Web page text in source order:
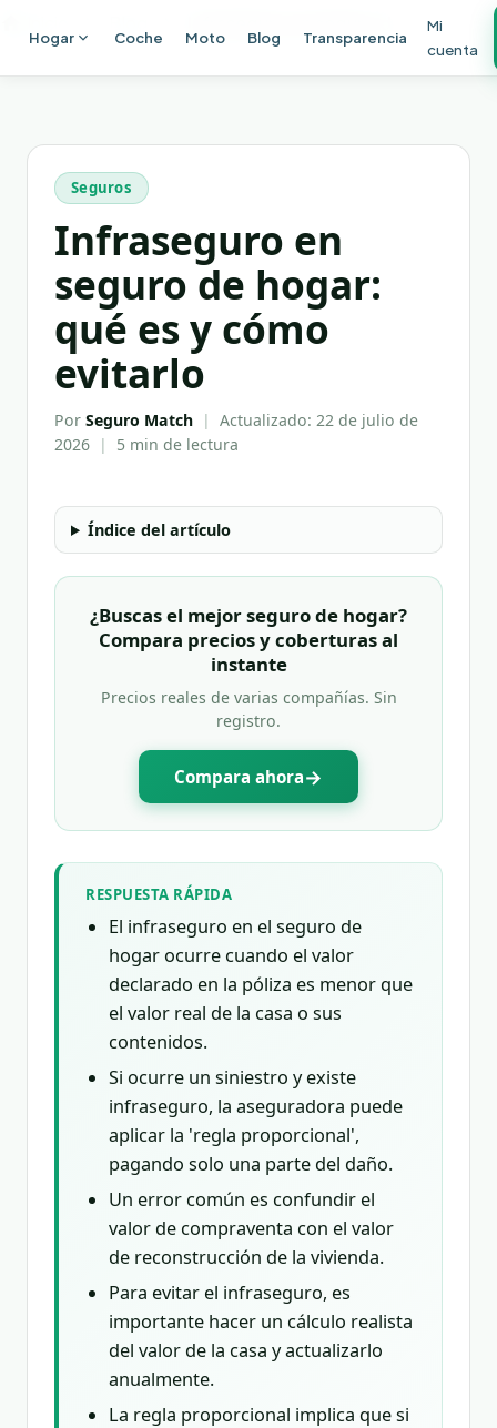
Hogar Coche Moto Blog Transparencia
Mi
cuenta
Seguros
Infraseguro en
seguro de hogar:
qué es y cómo
evitarlo
Por Seguro Match | Actualizado: 22 de julio de
2026 | 5 min de lectura
Índice del artículo
¿Buscas el mejor seguro de hogar?
Compara precios y coberturas al
instante
Precios reales de varias compañías. Sin
registro.
Compara ahora→
RESPUESTA RÁPIDA
El infraseguro en el seguro de
hogar ocurre cuando el valor
declarado en la póliza es menor que
el valor real de la casa o sus
contenidos.
Si ocurre un siniestro y existe
infraseguro, la aseguradora puede
aplicar la 'regla proporcional',
pagando solo una parte del daño.
Un error común es confundir el
valor de compraventa con el valor
de reconstrucción de la vivienda.
Para evitar el infraseguro, es
importante hacer un cálculo realista
del valor de la casa y actualizarlo
anualmente.
La regla proporcional implica que si